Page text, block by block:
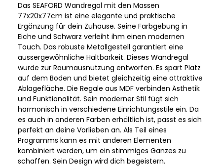
Das SEAFORD Wandregal mit den Massen
77x20x77cm ist eine elegante und praktische
Ergänzung für dein Zuhause. Seine Farbgebung in
Eiche und Schwarz verleiht ihm einen modernen
Touch. Das robuste Metallgestell garantiert eine
aussergewöhnliche Haltbarkeit. Dieses Wandregal
wurde zur Raumausnutzung entworfen. Es spart Platz
auf dem Boden und bietet gleichzeitig eine attraktive
Ablagefläche. Die Regale aus MDF verbinden Ästhetik
und Funktionalität. Sein moderner Stil fügt sich
harmonisch in verschiedene Einrichtungsstile ein. Da
es auch in anderen Farben erhältlich ist, passt es sich
perfekt an deine Vorlieben an. Als Teil eines
Programms kann es mit anderen Elementen
kombiniert werden, um ein stimmiges Ganzes zu
schaffen. Sein Design wird dich begeistern.